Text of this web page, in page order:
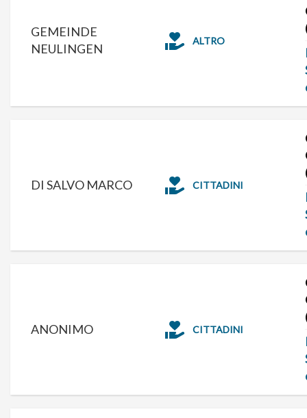
GEMEINDE
NEULINGEN
ALTRO
DI SALVO MARCO CITTADINI
ANONIMO CITTADINI